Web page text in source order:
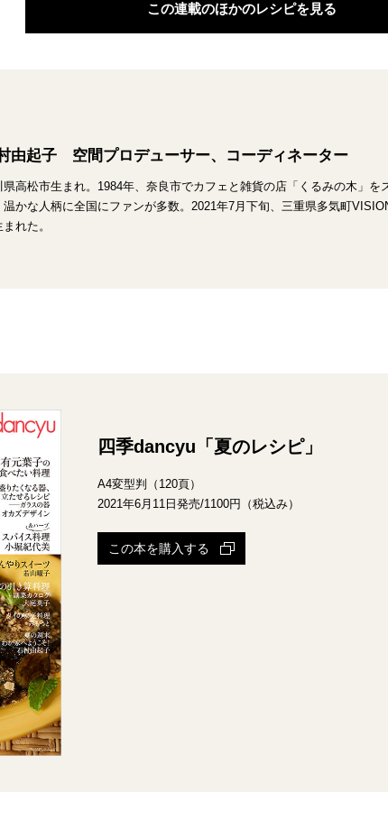
この連載のほかのレシピを見る
由起子 空間プロデューサー、コーディネーター
県高松市生まれ。1984年、奈良市でカフェと雑貨の店「くるみの木」
温かな人柄に全国にファンが多数。2021年7月下旬、三重県多気町
れた。
四季dancyu「夏のレシピ」
A4変型判（120頁）
2021年6月11日発売/1100円（税込み）
この本を購入する